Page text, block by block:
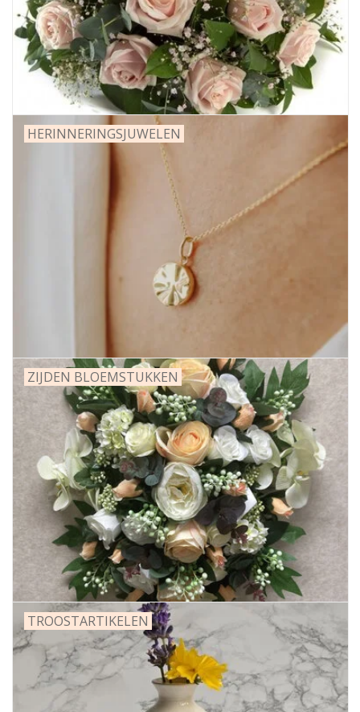
Grafdecoratie
Naar website SCHELDE.LAND
HERINNERINGSJUWELEN
ZIJDEN BLOEMSTUKKEN
TROOSTARTIKELEN